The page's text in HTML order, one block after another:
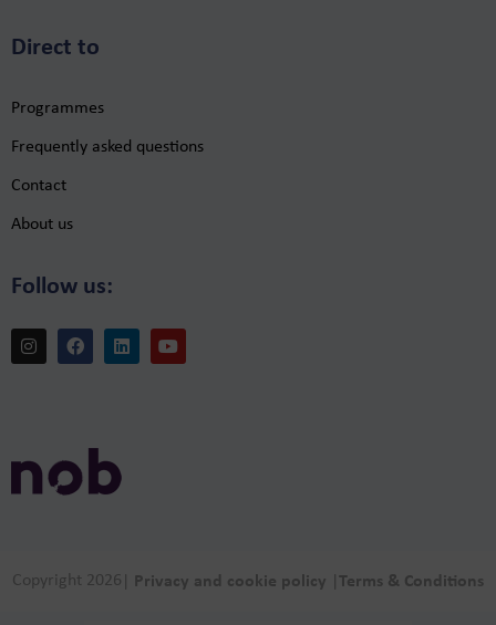
Direct to
Programmes
Frequently asked questions
Contact
About us
Follow us:
Copyright 2026 Privacy and cookie policy Terms & Conditions